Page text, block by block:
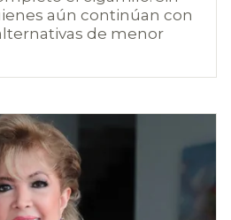
aún continúan con
de menor